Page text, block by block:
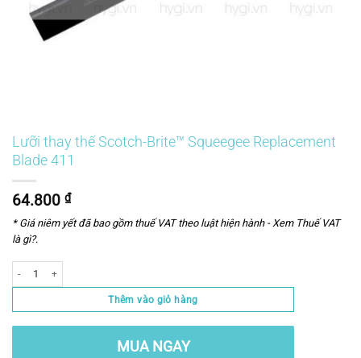
Lưỡi thay thế Scotch-Brite™ Squeegee Replacement
Blade 411
64.800 ₫
* Giá niêm yết đã bao gồm thuế VAT theo luật hiện hành -Xem Thuế VAT
là gì?.
Số lượng
Thêm vào giỏ hàng
MUA NGAY